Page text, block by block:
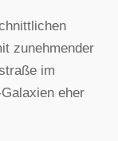
zunehmender
im
eher